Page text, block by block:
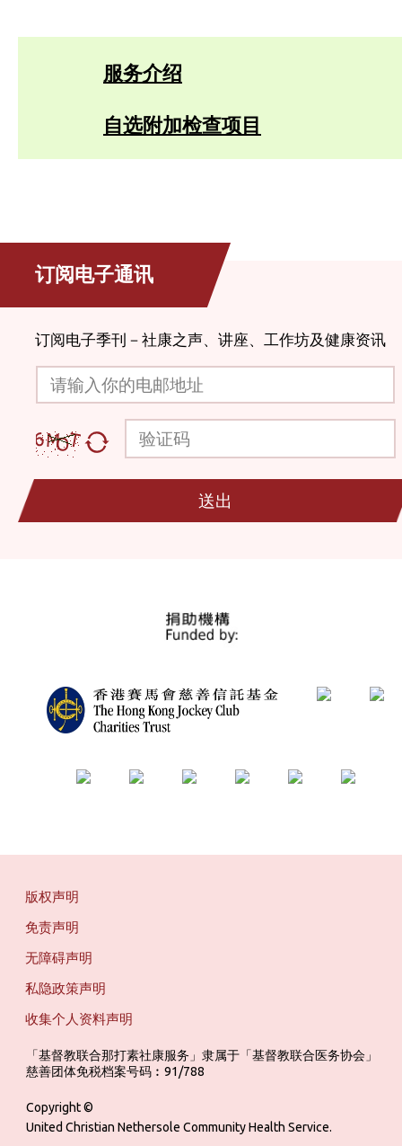
服务介绍
自选附加检查项目
订阅电子通讯
订阅电子季刊－社康之声、讲座、工作坊及健康资讯
请输入你的电邮地址
验证码
送出
版权声明
免责声明
无障碍声明
私隐政策声明
收集个人资料声明
「基督教联合那打素社康服务」隶属于「基督教联合医务协会」
慈善团体免税档案号码︰91/788
Copyright ©
United Christian Nethersole Community Health Service.